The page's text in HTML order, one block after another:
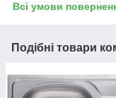
Всі умови
Подібні товари